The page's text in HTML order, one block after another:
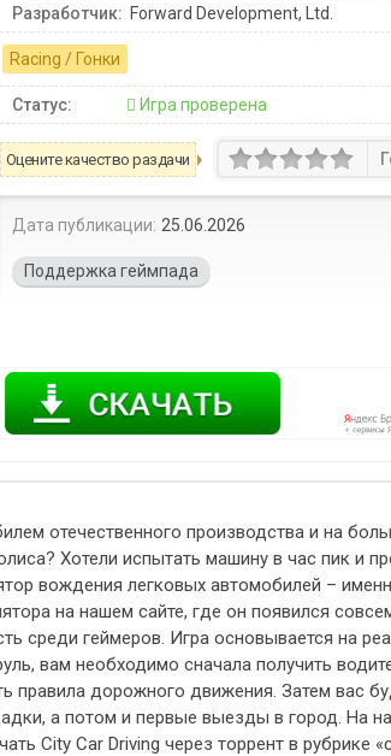
Разработчик: Forward Development, Ltd.
Racing / Гонки
Статус: Игра проверена
Оцените качество раздачи
Дата публикации: 25.06.2026
Поддержка геймпада
отечественного производства и на
Хотели испытать машину в час пик и
вождения легковых автомобилей –
на нашем сайте, где он появился
среди геймеров. Игра основывается на
вам необходимо сначала получить
правила дорожного движения. Затем вас
а потом и первые выезды в город. На
City Car Driving через торрент в рубрике